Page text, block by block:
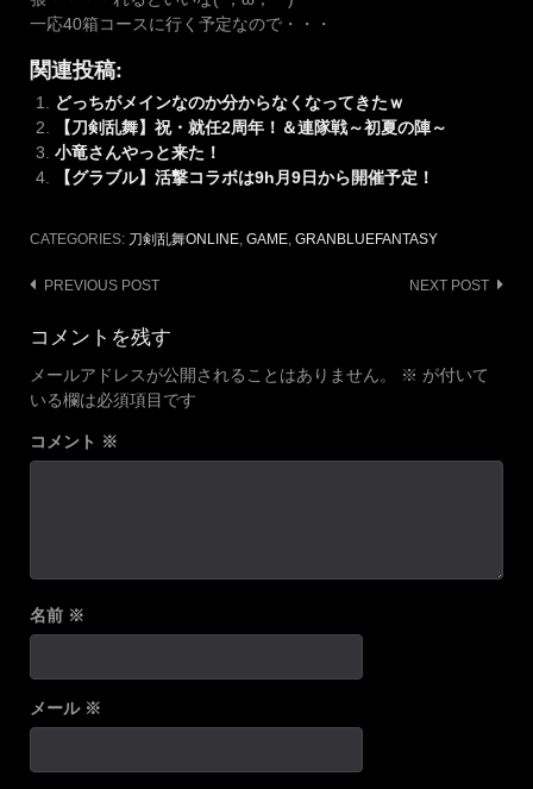
一応40箱コースに行く予定なので・・・
関連投稿:
どっちがメインなのか分からなくなってきたｗ
【刀剣乱舞】祝・就任2周年！＆連隊戦～初夏の陣～
小竜さんやっと来た！
【グラブル】活撃コラボは9h月9日から開催予定！
CATEGORIES: 刀剣乱舞ONLINE GAME GRANBLUEFANTASY
Post
navigation
PREVIOUS POST NEXT POST
コメントを残す
メールアドレスが公開されることはありません。 ※ が付いて
いる欄は必須項目です
コメント ※
名前 ※
メール ※